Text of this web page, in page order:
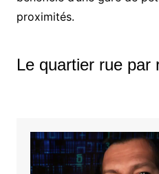
proximités.
Le quartier rue par